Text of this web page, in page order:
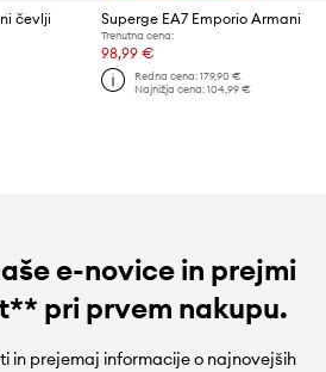
čevlji Superge EA7 Emporio Armani
Trenutna cena:
98,99 €
Redna cena: 179,90 €
Najnižja cena: 104,99 €
e-novice in prejmi
pri prvem nakupu.
in prejemaj informacije o najnovejših